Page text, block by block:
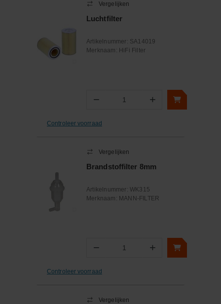
Vergelijken
Luchtfilter
Artikelnummer: SA14019
Merknaam: HiFi Filter
− Aantal +
Controleer voorraad
Vergelijken
Brandstoffilter 8mm
Artikelnummer: WK315
Merknaam: MANN-FILTER
− Aantal +
Controleer voorraad
Vergelijken